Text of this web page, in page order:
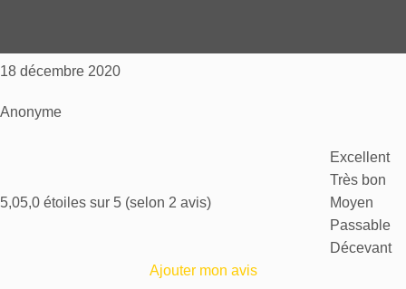
18 décembre 2020
Anonyme
5,05,0 étoiles sur 5 (selon 2 avis)
Excellent
Très bon
Moyen
Passable
Décevant
Ajouter mon avis